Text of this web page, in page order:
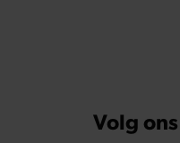
Volg ons